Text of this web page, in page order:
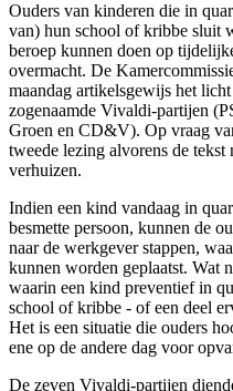
Ouders van kinderen die in
van) hun school of kribbe sluit
beroep kunnen doen op
overmacht. De
maandag artikelsgewijs het
zogenaamde Vivaldi-partijen
Groen en CD&V). Op vraag
tweede lezing alvorens de tekst
verhuizen.
Indien een kind vandaag in
besmette persoon, kunnen de
naar de werkgever stappen,
kunnen worden geplaatst. Wat
waarin een kind preventief in
school of kribbe - of een deel
Het is een situatie die ouders
ene op de andere dag voor
De zeven Vivaldi-partijen